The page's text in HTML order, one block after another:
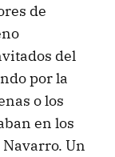
de
del
por la
o los
en los
Un